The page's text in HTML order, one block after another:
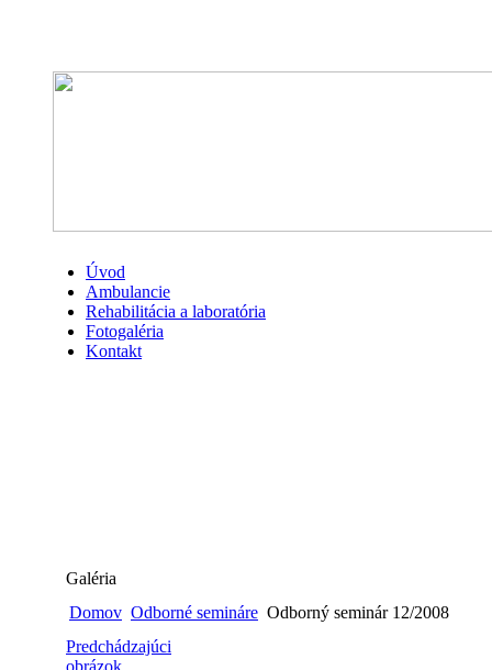
Úvod
Ambulancie
Rehabilitácia a laboratória
Fotogaléria
Kontakt
Galéria
Domov Odborné semináre Odborný seminár 12/2008
Predchádzajúci
obrázok